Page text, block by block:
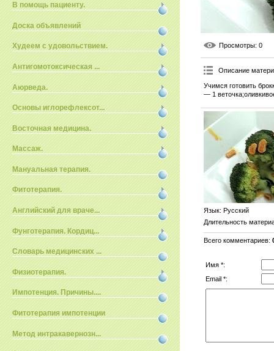
В помощь пациенту.
Доска объявлений
Худеем с удовольствием.
Антигомотоксическая ...
Аюрведа.
Основы иглорефлексот...
Восточная медицина.
Массаж.
Мануальная терапия.
Фитотерапия.
Английский для враче...
Фунготерапия. Кордиц...
Словарь медицинских ...
Физиотерапия.
Импотенция. Причины....
Фитотерапия импотенции
Метод интракавернозн...
Просмотры: 0
Описание
Учимся готовить
— 1
Язык: Русский
Длительность
Всего комментариев:
Имя *:
Email *: